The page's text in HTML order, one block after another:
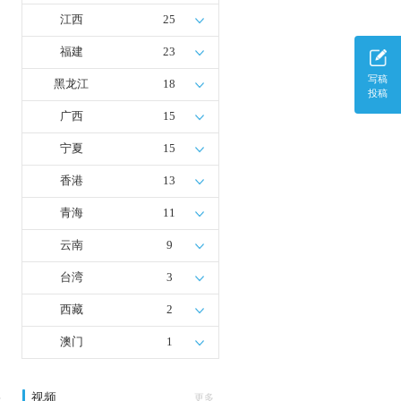
写稿
投稿
江西 25
福建 23
黑龙江 18
广西 15
宁夏 15
香港 13
青海 11
云南 9
台湾 3
西藏 2
澳门 1
视频 更多